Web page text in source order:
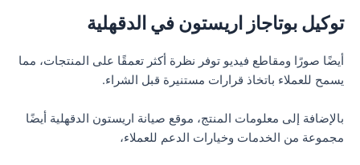
توكيل بوتاجاز اريستون في الدقهلية
أيضًا صورًا ومقاطع فيديو توفر نظرة أكثر تعمقًا على المنتجات، مما
يسمح للعملاء باتخاذ قرارات مستنيرة قبل الشراء.
بالإضافة إلى معلومات المنتج، موقع صيانة اريستون الدقهلية أيضًا
مجموعة من الخدمات وخيارات الدعم للعملاء،